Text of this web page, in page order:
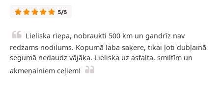
5/5
Lieliska riepa, nobraukti 500 km un gandrīz nav
redzams nodilums. Kopumā laba saķere, tikai ļoti dubļainā
segumā nedaudz vājāka. Lieliska uz asfalta, smiltīm un
akmeņainiem ceļiem!